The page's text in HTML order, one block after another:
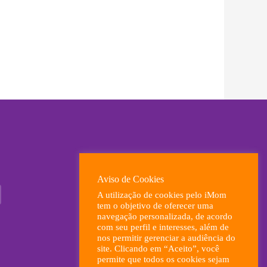
Aviso de Cookies
A utilização de cookies pelo iMom
tem o objetivo de oferecer uma
navegação personalizada, de acordo
com seu perfil e interesses, além de
nos permitir gerenciar a audiência do
site. Clicando em “Aceito”, você
permite que todos os cookies sejam